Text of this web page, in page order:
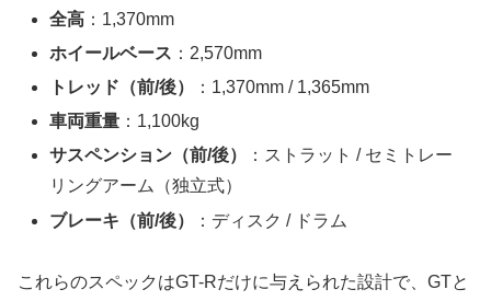
全高 ：1,370mm
ホイールベース ：2,570mm
トレッド（前/後）
：1,370mm / 1,365mm
車両重量 ：1,100kg
サスペンション（前/後）
：ストラット / セミトレー
リングアーム（独立式）
ブレーキ（前/後）
：ディスク / ドラム
これらのスペックはGT-Rだけに与えられた設計で、GTと